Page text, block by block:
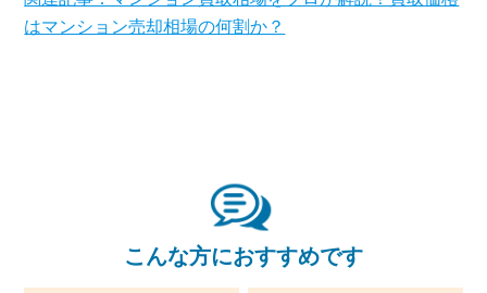
東京本社 0120-900-881
はマンション売却相場の何割か？
こんな方におすすめです